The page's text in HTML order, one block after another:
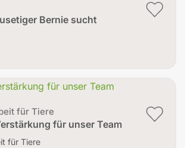
Bernie sucht
für Tiere
für unser Team
für Tiere